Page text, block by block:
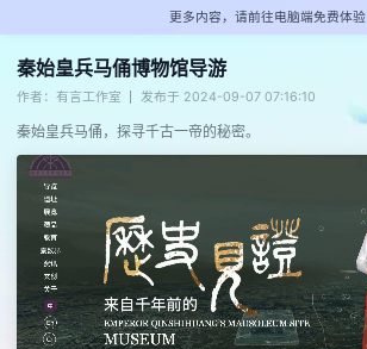
更多内容，请前往电脑端免费体验
秦始皇兵马俑博物馆导游
作者：有言工作室 发布于 2024-09-07 07:16:10
秦始皇兵马俑，探寻千古一帝的秘密。